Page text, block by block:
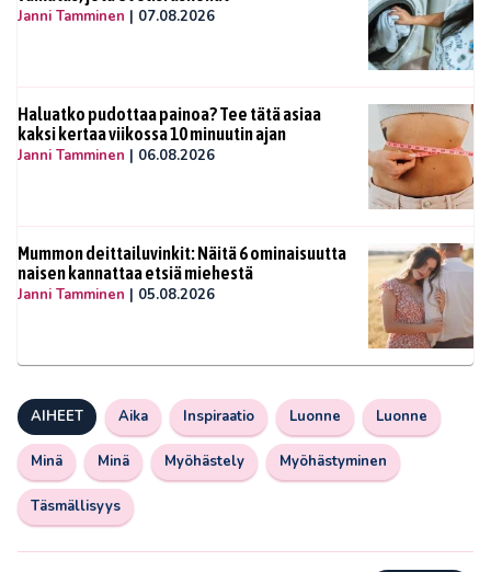
Janni Tamminen | 07.08.2026
Haluatko pudottaa painoa? Tee tätä asiaa
kaksi kertaa viikossa 10 minuutin ajan
Janni Tamminen | 06.08.2026
Mummon deittailuvinkit: Näitä 6 ominaisuutta
naisen kannattaa etsiä miehestä
Janni Tamminen | 05.08.2026
AIHEET Aika Inspiraatio Luonne Luonne
Minä Minä Myöhästely Myöhästyminen
Täsmällisyys